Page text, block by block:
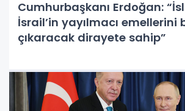
Cumhurbaşkanı Erdoğan:
İsrail’in yayılmacı emellerini
çıkaracak dirayete sahip”